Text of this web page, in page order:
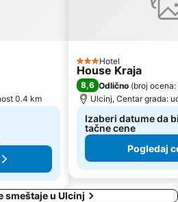
The peninsula of Sveti Stefan
MCM Beach
Sapore di Mare
Ričardova glava
0.4 km
3 Zvezdice
Hotel
House Kraja
8,6 Odlično (broj ocena:
Ulcinj, Centar grada:
Izaberi datume da
tačne cene
Pogledaj
smeštaje u Ulcinj